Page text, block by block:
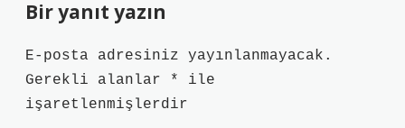
Bir yanıt yazın
E-posta adresiniz yayınlanmayacak.
Gerekli alanlar
*
ile
işaretlenmişlerdir